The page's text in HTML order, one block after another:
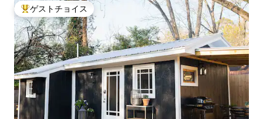
大好評のゲストチョイスです。
ゲストチョイス